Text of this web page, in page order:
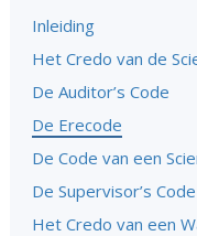
Inleiding
Het Credo van de
De Auditor’s Code
De Erecode
De Code van een
De Supervisor’s Code
Het Credo van een